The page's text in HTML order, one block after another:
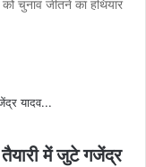
चुनाव जीतने का हथियार
में जुटे गजेंद्र